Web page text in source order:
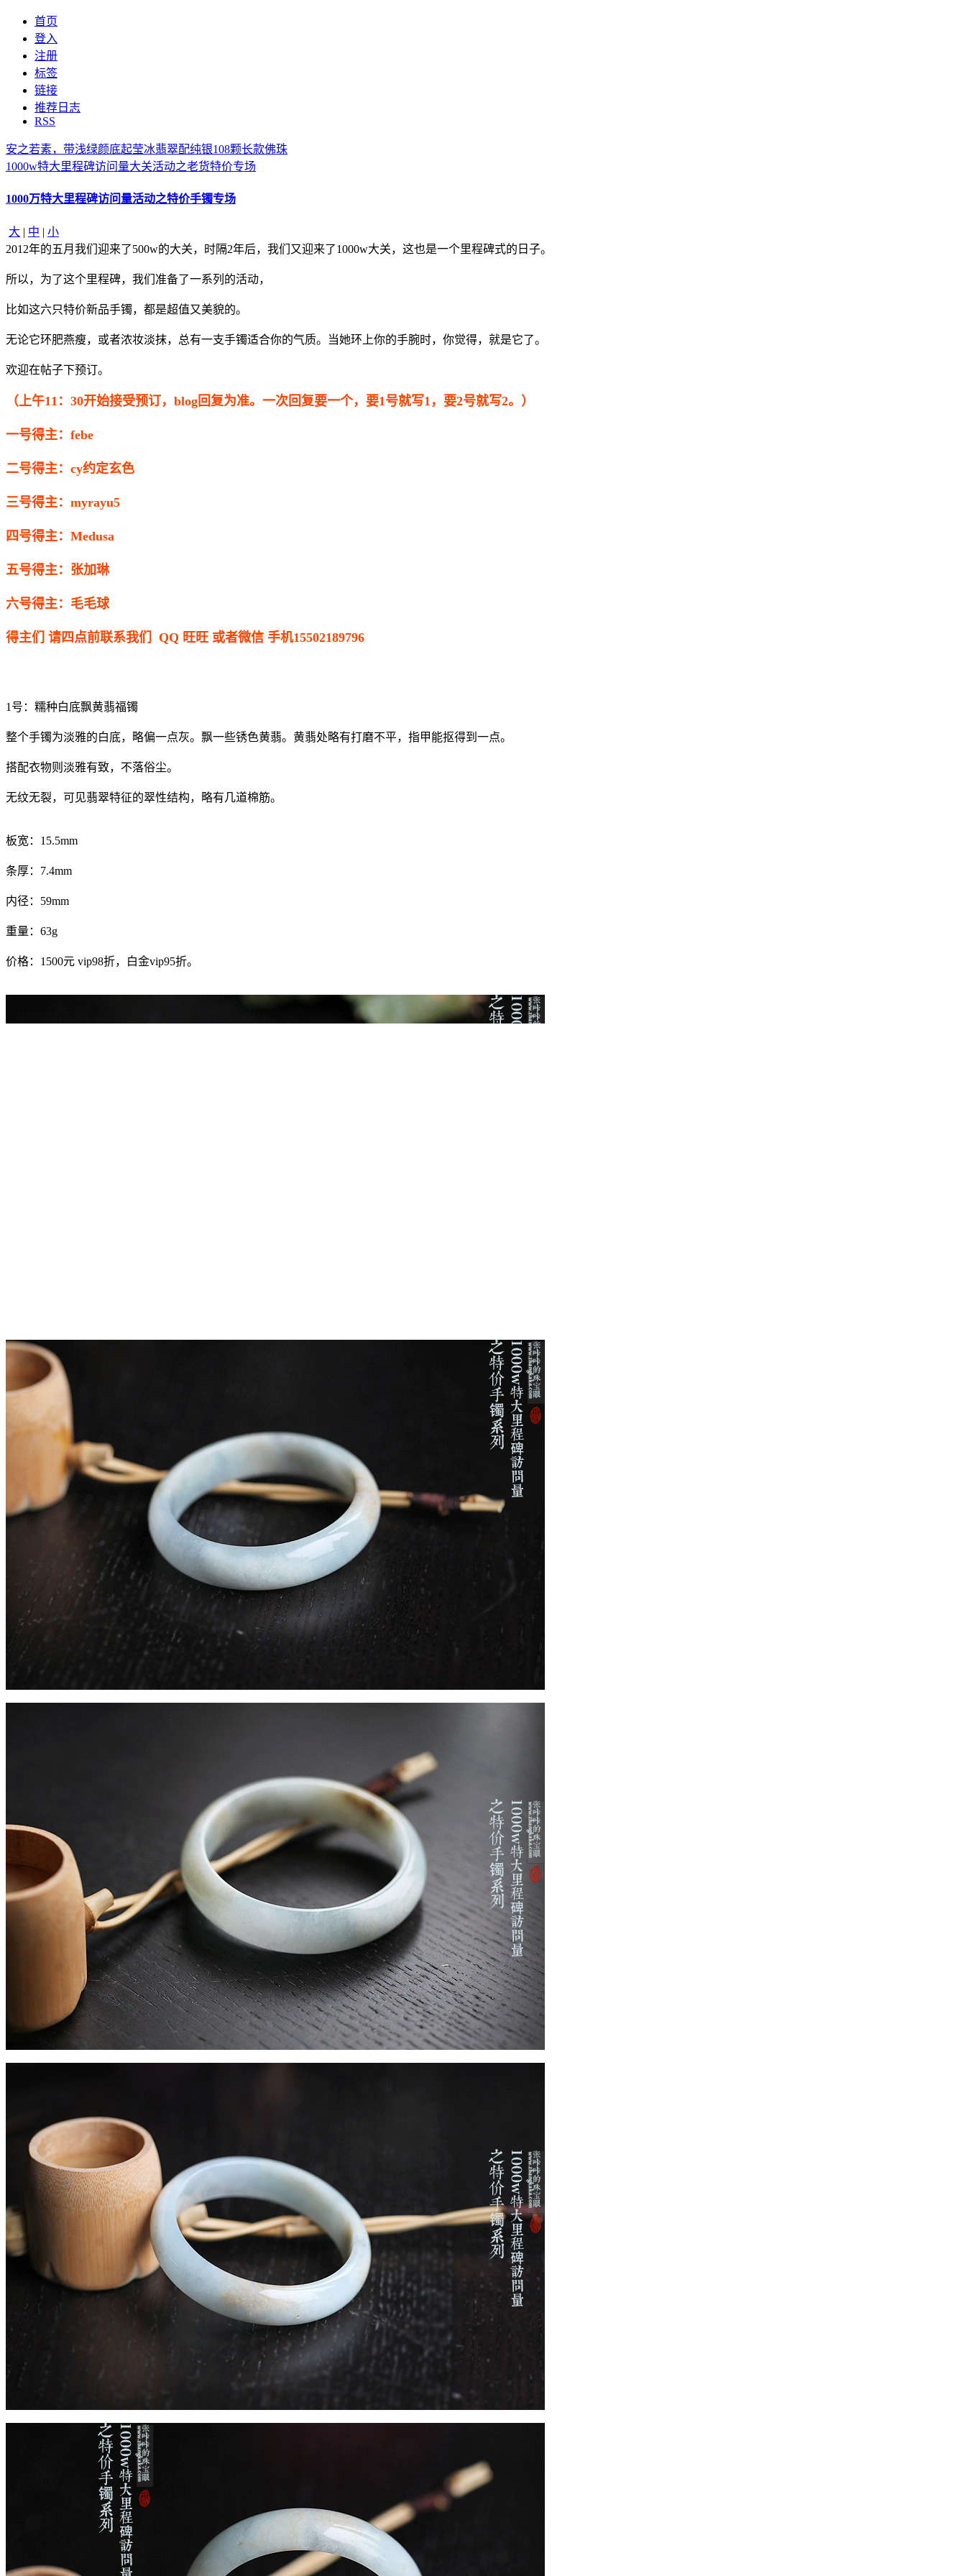
首页
登入
注册
标签
链接
推荐日志
RSS
安之若素，带浅绿颜底起莹冰翡翠配纯银108颗长款佛珠
1000w特大里程碑访问量大关活动之老货特价专场
1000万特大里程碑访问量活动之特价手镯专场
大 | 中 | 小
2012年的五月我们迎来了500w的大关，时隔2年后，我们又迎来了1000w大关，这也是一个里程碑式的日子。
所以，为了这个里程碑，我们准备了一系列的活动，
比如这六只特价新品手镯，都是超值又美貌的。
无论它环肥燕瘦，或者浓妆淡抹，总有一支手镯适合你的气质。当她环上你的手腕时，你觉得，就是它了。
欢迎在帖子下预订。
（上午11：30开始接受预订，blog回复为准。一次回复要一个，要1号就写1，要2号就写2。）
一号得主：febe
二号得主：cy约定玄色
三号得主：myrayu5
四号得主：Medusa
五号得主：张加琳
六号得主：毛毛球
得主们 请四点前联系我们 QQ 旺旺 或者微信 手机15502189796
1号：糯种白底飘黄翡福镯
整个手镯为淡雅的白底，略偏一点灰。飘一些锈色黄翡。黄翡处略有打磨不平，指甲能抠得到一点。
搭配衣物则淡雅有致，不落俗尘。
无纹无裂，可见翡翠特征的翠性结构，略有几道棉筋。
板宽：15.5mm
条厚：7.4mm
内径：59mm
重量：63g
价格：1500元 vip98折，白金vip95折。